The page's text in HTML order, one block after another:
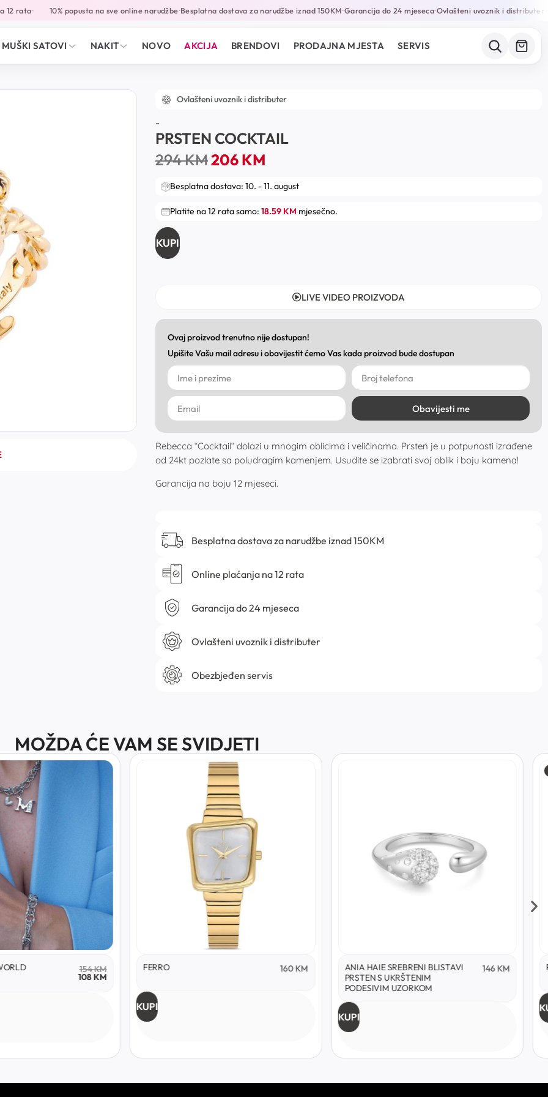
rata• 10% popusta na sve online narudžbe•Besplatna dostava za narudžbe iznad 150KM•Garancija do 24 mjeseca•Ovlašteni uvoznik i distributer•
MUŠKI SATOVI NAKIT NOVO AKCIJA BRENDOVI PRODAJNA MJESTA SERVIS
Ovlašteni uvoznik i distributer
-
PRSTEN COCKTAIL
294KM206KM
Besplatna dostava: 10. - 11. august
Platite na 12 rata samo: 18.59 KM mjesečno.
KUPI
LIVE VIDEO PROIZVODA
Ovaj proizvod trenutno nije dostupan!
Upišite Vašu mail adresu i obavijestit ćemo Vas kada proizvod bude dostupan
Obavijesti me
Rebecca “Cocktail“ dolazi u mnogim oblicima i veličinama. Prsten je u potpunosti izrađene
od 24kt pozlate sa poludragim kamenjem. Usudite se izabrati svoj oblik i boju kamena!
Garancija na boju 12 mjeseci.
Besplatna dostava za narudžbe iznad 150KM
Online plaćanja na 12 rata
Garancija do 24 mjeseca
Ovlašteni uvoznik i distributer
Obezbjeđen servis
MOŽDA ĆE VAM SE SVIDJETI
154KM
108KM
FERRO 160KM
KUPI
ANIA HAIE SREBRENI BLISTAVI
PRSTEN S UKRŠTENIM
PODESIVIM UZORKOM
146KM
KUPI